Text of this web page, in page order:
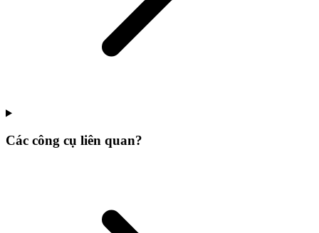
Các công cụ liên quan?